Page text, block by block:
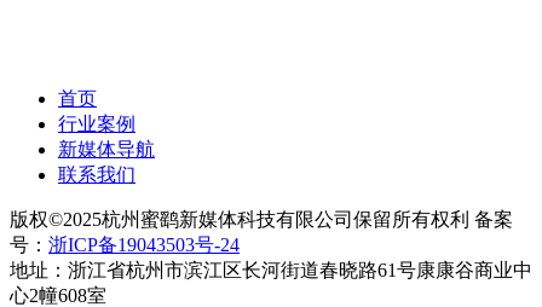
首页
行业案例
新媒体导航
联系我们
版权©2025杭州蜜鹞新媒体科技有限公司保留所有权利 备案
号： 浙ICP备19043503号-24
地址：浙江省杭州市滨江区长河街道春晓路61号康康谷商业中
心2幢608室